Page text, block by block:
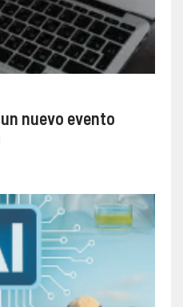
nuevo evento